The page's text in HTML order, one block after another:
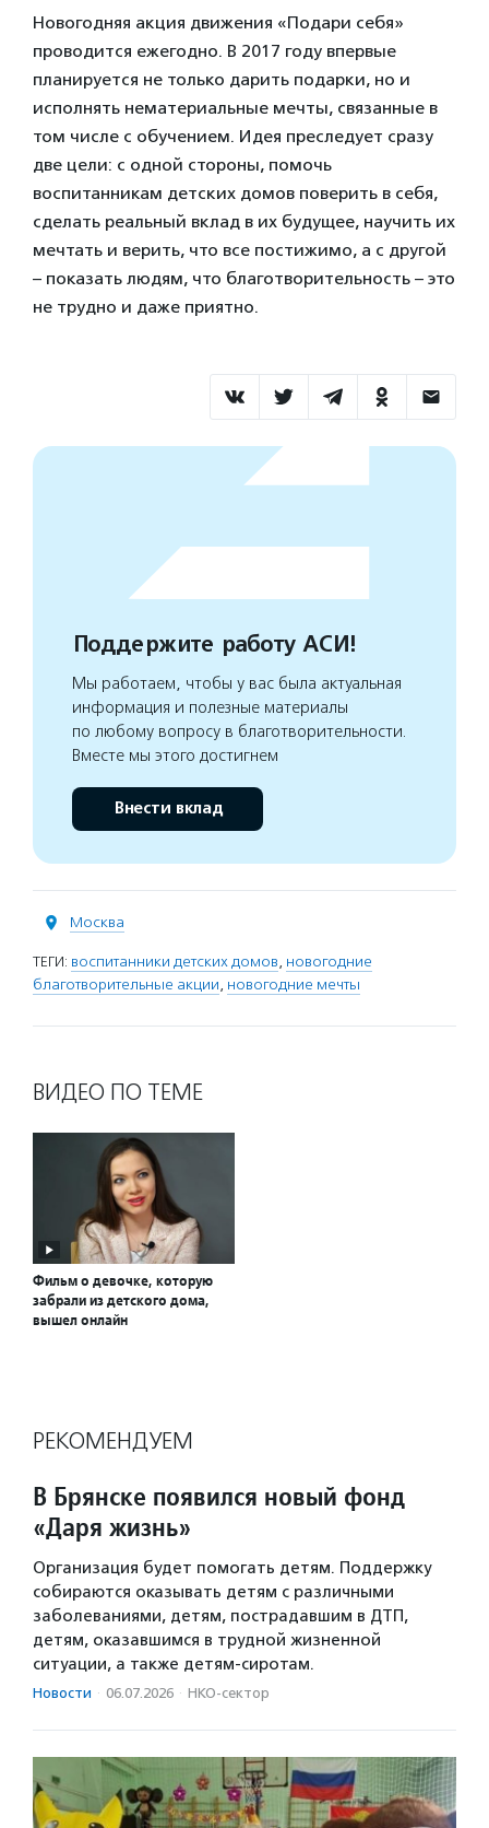
Новогодняя акция движения «Подари себя»
проводится ежегодно. В 2017 году впервые
планируется не только дарить подарки, но и
исполнять нематериальные мечты, связанные в
том числе с обучением. Идея преследует сразу
две цели: с одной стороны, помочь
воспитанникам детских домов поверить в себя,
сделать реальный вклад в их будущее, научить их
мечтать и верить, что все постижимо, а с другой
– показать людям, что благотворительность – это
не трудно и даже приятно.
Поддержите работу АСИ!
Мы работаем, чтобы у вас была актуальная
информация и полезные материалы
по любому вопросу в благотворительности.
Вместе мы этого достигнем
Внести вклад
Москва
ТЕГИ: воспитанники детских домов, новогодние
благотворительные акции, новогодние мечты
ВИДЕО ПО ТЕМЕ
Фильм о девочке, которую
забрали из детского дома,
вышел онлайн
РЕКОМЕНДУЕМ
В Брянске появился новый фонд
«Даря жизнь»
Организация будет помогать детям. Поддержку
собираются оказывать детям с различными
заболеваниями, детям, пострадавшим в ДТП,
детям, оказавшимся в трудной жизненной
ситуации, а также детям-сиротам.
Новости · 06.07.2026 · НКО-сектор